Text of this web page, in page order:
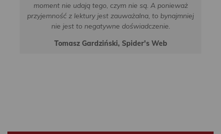
moment nie udają tego, czym nie są. A ponieważ
przyjemność z lektury jest zauważalna, to bynajmniej
nie jest to negatywne doświadczenie.
Tomasz Gardziński, Spider's Web